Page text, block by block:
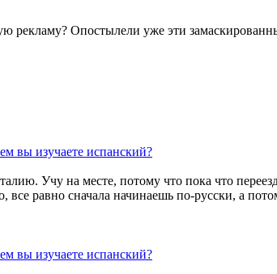
рекламу? Опостылели уже эти
вы изучаете испанский?
Учу на месте, потому что пока что
все равно сначала начинаешь по-русски, а
вы изучаете испанский?